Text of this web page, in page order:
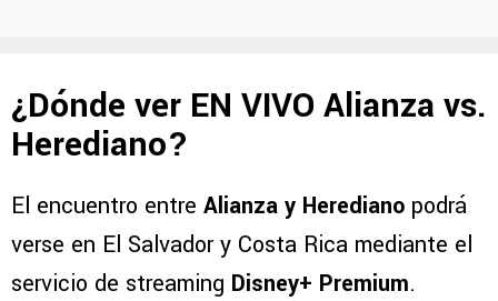
¿Dónde ver EN VIVO Alianza vs.
Herediano?
El encuentro entre Alianza y Herediano podrá
verse en El Salvador y Costa Rica mediante el
servicio de streaming Disney+ Premium.